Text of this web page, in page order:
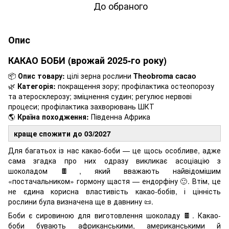
До обраного
Опис
КАКАО БОБИ (врожай 2025-го року)
📦 Опис товару: цілі зерна рослини Theobroma cacao
🌿 Категорія: покращення зору; профілактика остеопорозу
та атеросклерозу; зміцнення судин; регулює нервові
процеси; профілактика захворювань ШКТ
🌎 Країна походження: Південна Африка
краще спожити до 03/2027
Для багатьох із нас какао-боби — це щось особливе, адже
сама згадка про них одразу викликає асоціацію з
шоколадом 🍫, який вважають найвідомішим
«постачальником» гормону щастя — ендорфіну 🙂. Втім, це
не єдина корисна властивість какао-бобів, і цінність
рослини була визначена ще в давнину 📜.
Боби є сировиною для виготовлення шоколаду 🍫. Какао-
боби бувають африканськими, американськими й